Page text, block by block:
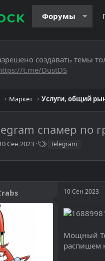
Форумы
создавать темы
t.me/DustDS
Маркет Услуги, общий
спамер по
Сен 2023
г
telegram
10 Сен 2023
Мощный
распишем